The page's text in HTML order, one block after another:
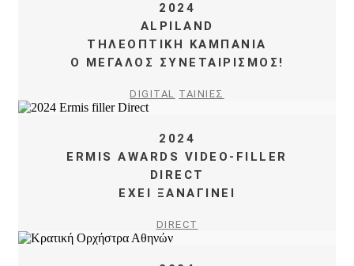
2024
ALPILAND
ΤΗΛΕΟΠΤΙΚΗ ΚΑΜΠΑΝΙΑ
Ο ΜΕΓΑΛΟΣ ΣΥΝΕΤΑΙΡΙΣΜΟΣ!
DIGITAL ΤΑΙΝΙΕΣ
2024
ERMIS AWARDS VIDEO-FILLER
DIRECT
ΕΧΕΙ ΞΑΝΑΓΙΝΕΙ
DIRECT